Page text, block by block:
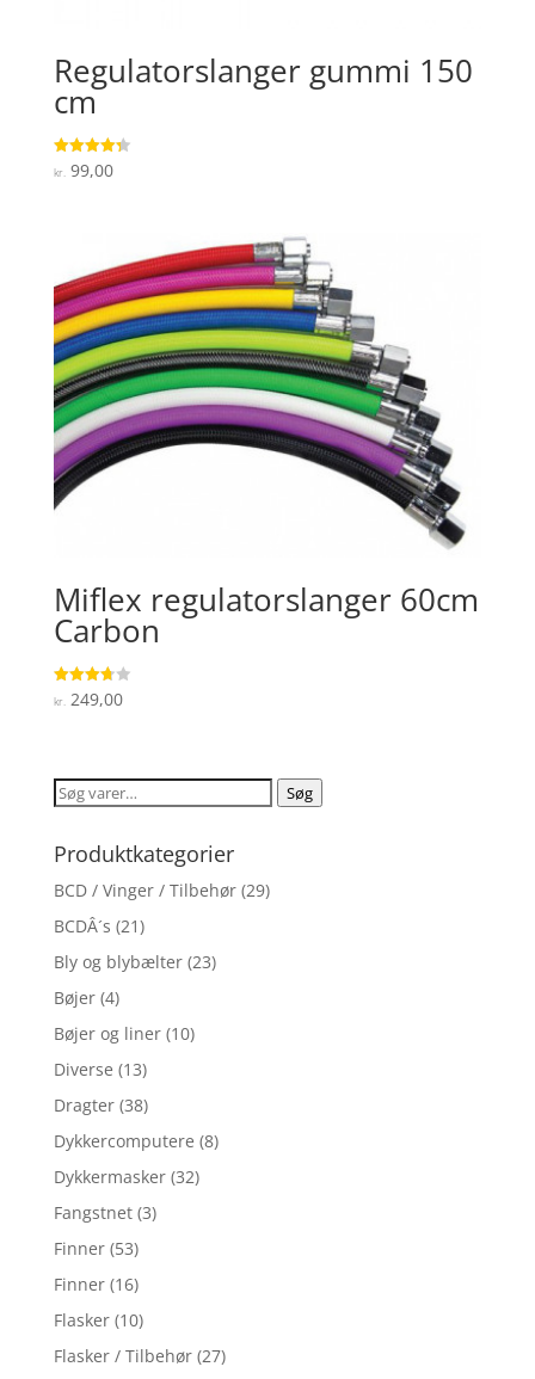
Regulatorslanger gummi 150
cm
Vurderet
4.3
kr.99,00
Miflex regulatorslanger 60cm
Carbon
Vurderet
3.7
kr.249,00
Søg
Søg
Produktkategorier
BCD / Vinger / Tilbehør (29)
BCDÂ´s (21)
Bly og blybælter (23)
Bøjer (4)
Bøjer og liner (10)
Diverse (13)
Dragter (38)
Dykkercomputere (8)
Dykkermasker (32)
Fangstnet (3)
Finner (53)
Finner (16)
Flasker (10)
Flasker / Tilbehør (27)